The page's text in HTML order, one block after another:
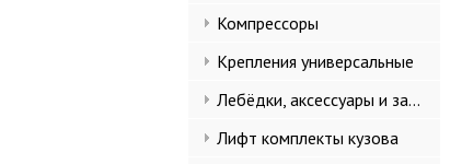
Компрессоры
Крепления универсальные
Лебёдки, аксессуары и запчасти
Лифт комплекты кузова